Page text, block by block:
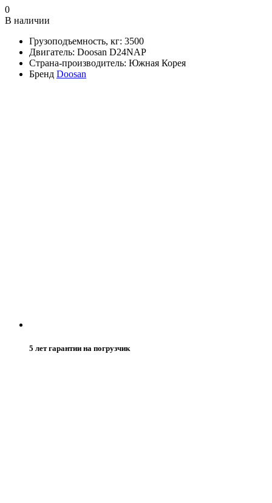
0
В наличии
Грузоподъемность, кг: 3500
Двигатель: Doosan D24NAP
Страна-производитель: Южная Корея
Бренд Doosan
5 лет гарантии на погрузчик